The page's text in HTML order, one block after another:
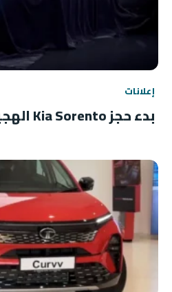
إعلانات
بدء حجز Kia Sorento الهجينة في الهند